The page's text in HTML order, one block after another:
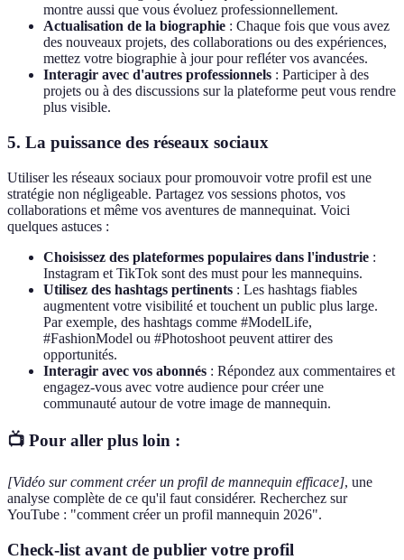
montre aussi que vous évoluez professionnellement.
Actualisation de la biographie : Chaque fois que vous avez
des nouveaux projets, des collaborations ou des expériences,
mettez votre biographie à jour pour refléter vos avancées.
Interagir avec d'autres professionnels : Participer à des
projets ou à des discussions sur la plateforme peut vous rendre
plus visible.
5. La puissance des réseaux sociaux
Utiliser les réseaux sociaux pour promouvoir votre profil est une
stratégie non négligeable. Partagez vos sessions photos, vos
collaborations et même vos aventures de mannequinat. Voici
quelques astuces :
Choisissez des plateformes populaires dans l'industrie :
Instagram et TikTok sont des must pour les mannequins.
Utilisez des hashtags pertinents : Les hashtags fiables
augmentent votre visibilité et touchent un public plus large.
Par exemple, des hashtags comme #ModelLife,
#FashionModel ou #Photoshoot peuvent attirer des
opportunités.
Interagir avec vos abonnés : Répondez aux commentaires et
engagez-vous avec votre audience pour créer une
communauté autour de votre image de mannequin.
📺 Pour aller plus loin :
[Vidéo sur comment créer un profil de mannequin efficace], une
analyse complète de ce qu'il faut considérer. Recherchez sur
YouTube : "comment créer un profil mannequin 2026".
Check-list avant de publier votre profil